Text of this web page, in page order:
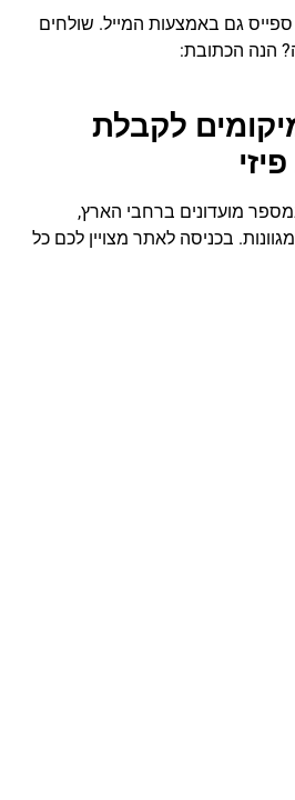
גם באמצעות המייל. שולחים
הנה הכתובת:
לקבלת
מועדונים ברחבי הארץ,
בכניסה לאתר מצויין לכם כל